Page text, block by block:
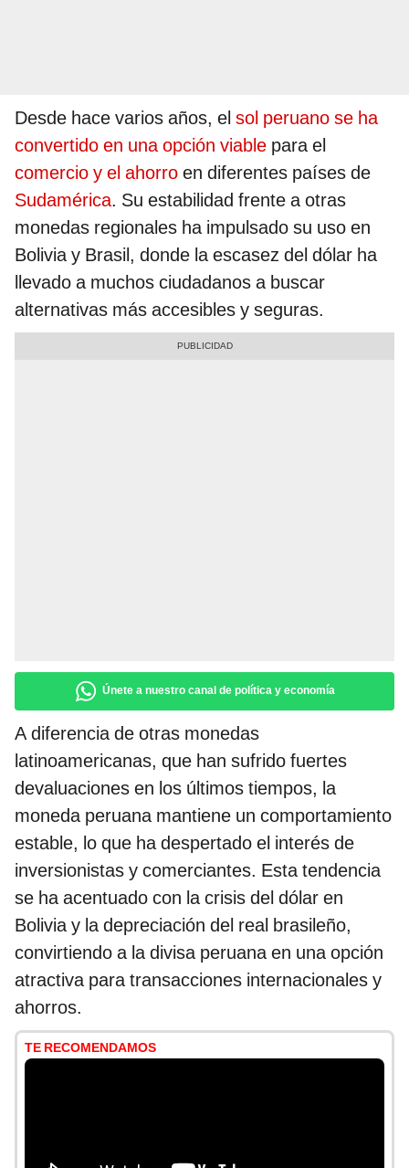
Desde hace varios años, el sol peruano se ha
convertido en una opción viable para el
comercio y el ahorro en diferentes países de
Sudamérica. Su estabilidad frente a otras
monedas regionales ha impulsado su uso en
Bolivia y Brasil, donde la escasez del dólar ha
llevado a muchos ciudadanos a buscar
alternativas más accesibles y seguras.
Únete a nuestro canal de política y economía
A diferencia de otras monedas
latinoamericanas, que han sufrido fuertes
devaluaciones en los últimos tiempos, la
moneda peruana mantiene un comportamiento
estable, lo que ha despertado el interés de
inversionistas y comerciantes. Esta tendencia
se ha acentuado con la crisis del dólar en
Bolivia y la depreciación del real brasileño,
convirtiendo a la divisa peruana en una opción
atractiva para transacciones internacionales y
ahorros.
TE RECOMENDAMOS